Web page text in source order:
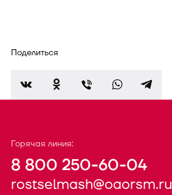
Поделиться
Горячая линия:
8 800 250-60-04
rostselmash@oaorsm.ru